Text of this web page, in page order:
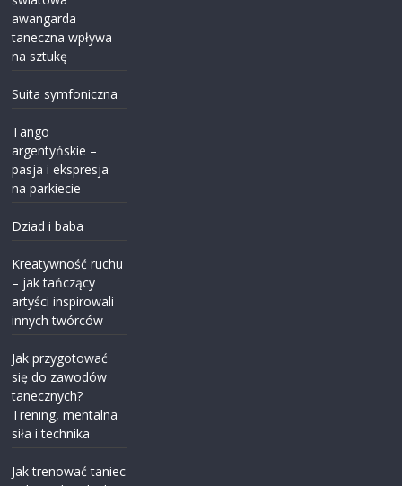
awangarda
taneczna wpływa
na sztukę
Suita symfoniczna
Tango
argentyńskie –
pasja i ekspresja
na parkiecie
Dziad i baba
Kreatywność ruchu
– jak tańczący
artyści inspirowali
innych twórców
Jak przygotować
się do zawodów
tanecznych?
Trening, mentalna
siła i technika
Jak trenować taniec